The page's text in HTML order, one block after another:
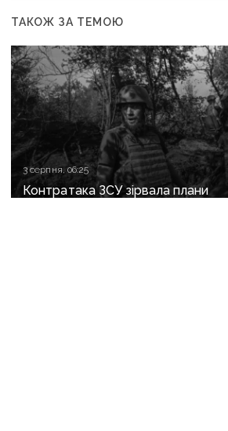
ТАКОЖ ЗА ТЕМОЮ
3 серпня, 06:25
Контратака ЗСУ зірвала плани